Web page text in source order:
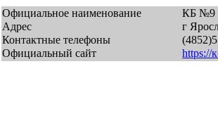
Официальное наименование
КБ №9
Адрес
г
Контактные телефоны
Официальный сайт
https://